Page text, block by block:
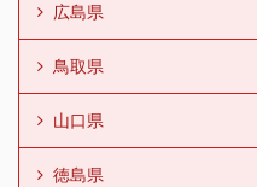
広島県
鳥取県
山口県
徳島県